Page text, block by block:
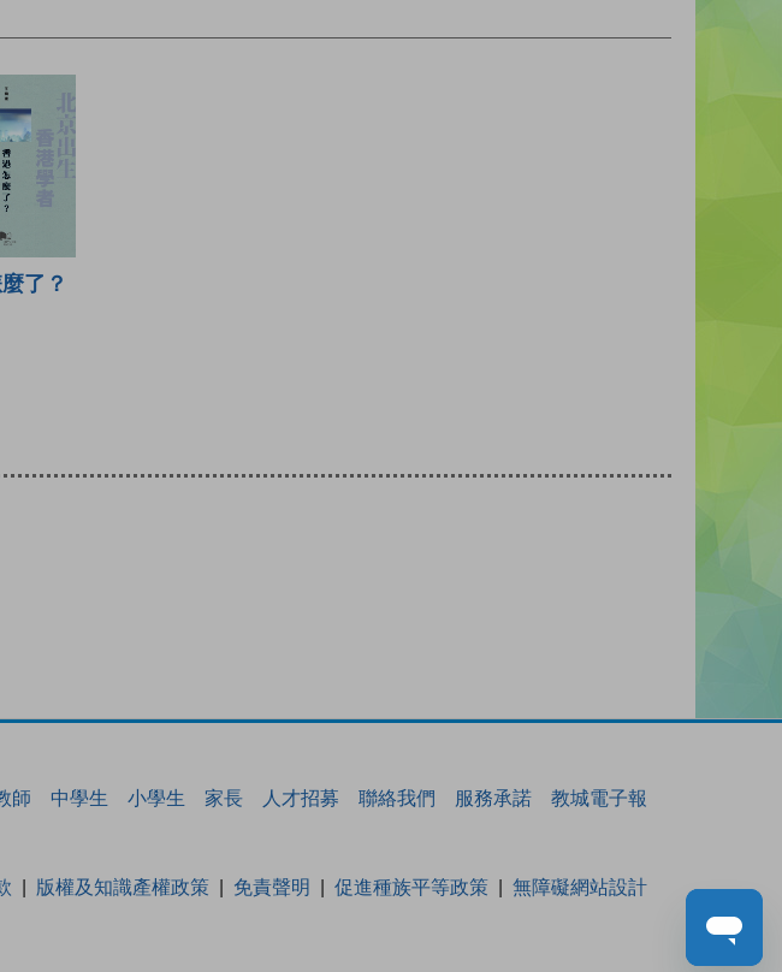
了？
師 中學生 小學生 家長 人才招募 聯絡我們 服務承諾 教城電子報
版權及知識產權政策 免責聲明 促進種族平等政策 無障礙網站設計